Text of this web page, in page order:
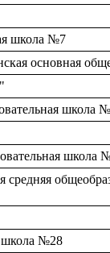
школа №7
основная
школа
школа
школа №28